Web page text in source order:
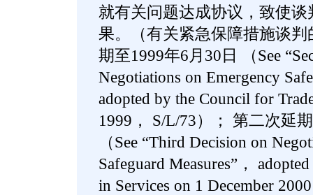
就有关问题达成协议，致使
果。（有关紧急保障措施谈
期至1999年6月30日 （See
Negotiations on Emergency
adopted by the Council for
1999， S/L/73）； 第二次延
（See “Third Decision on
Safeguard Measures”，
in Services on 1 December